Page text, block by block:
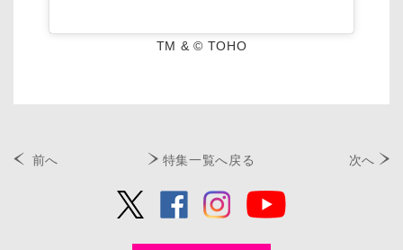
TM & © TOHO
前へ 特集一覧へ戻る 次へ